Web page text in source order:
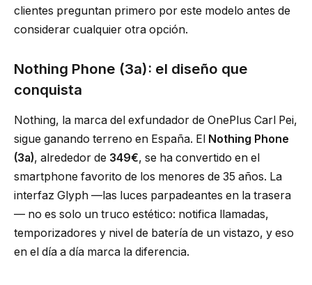
clientes preguntan primero por este modelo antes de
considerar cualquier otra opción.
Nothing Phone (3a): el diseño que
conquista
Nothing, la marca del exfundador de OnePlus Carl Pei,
sigue ganando terreno en España. El Nothing Phone
(3a), alrededor de 349€, se ha convertido en el
smartphone favorito de los menores de 35 años. La
interfaz Glyph —las luces parpadeantes en la trasera
— no es solo un truco estético: notifica llamadas,
temporizadores y nivel de batería de un vistazo, y eso
en el día a día marca la diferencia.